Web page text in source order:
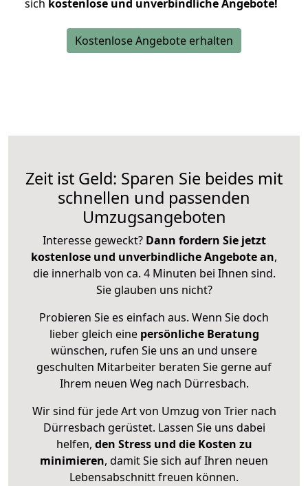
sich kostenlose und unverbindliche Angebote!
Kostenlose Angebote erhalten
Zeit ist Geld: Sparen Sie beides mit
schnellen und passenden
Umzugsangeboten
Interesse geweckt? Dann fordern Sie jetzt
kostenlose und unverbindliche Angebote an,
die innerhalb von ca. 4 Minuten bei Ihnen sind.
Sie glauben uns nicht?
Probieren Sie es einfach aus. Wenn Sie doch
lieber gleich eine persönliche Beratung
wünschen, rufen Sie uns an und unsere
geschulten Mitarbeiter beraten Sie gerne auf
Ihrem neuen Weg nach Dürresbach.
Wir sind für jede Art von Umzug von Trier nach
Dürresbach gerüstet. Lassen Sie uns dabei
helfen, den Stress und die Kosten zu
minimieren, damit Sie sich auf Ihren neuen
Lebensabschnitt freuen können.